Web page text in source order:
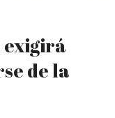
exigirá
de la